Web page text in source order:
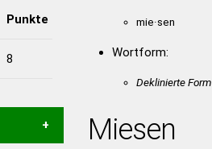
Punkte
8
mie·sen
Wortform:
Deklinierte Form
Miesen